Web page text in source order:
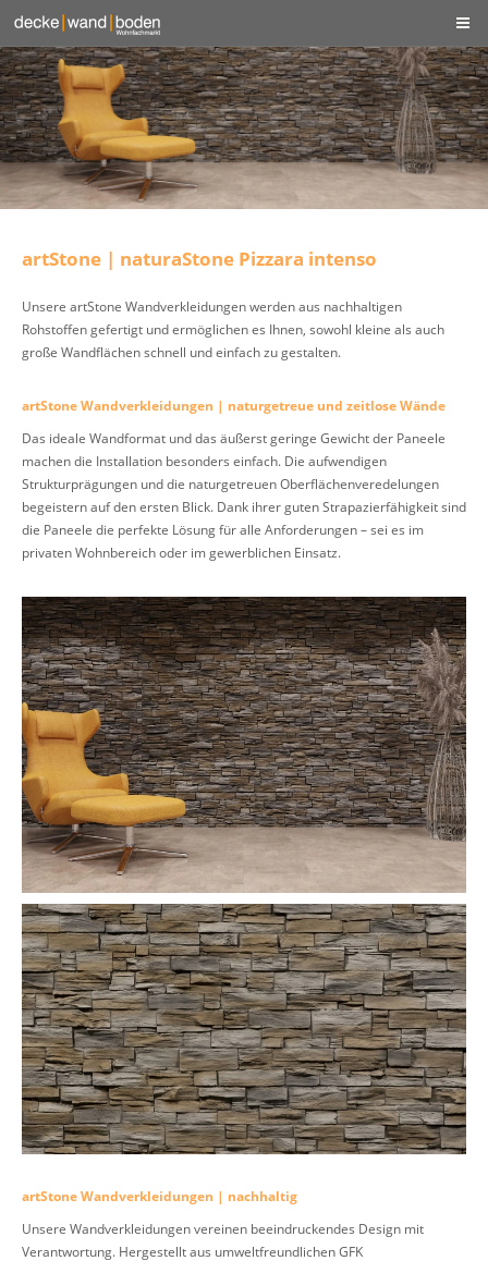
artStone | naturaStone Pizzara intenso
Unsere artStone Wandverkleidungen werden aus nachhaltigen
Rohstoffen gefertigt und ermöglichen es Ihnen, sowohl kleine als auch
große Wandflächen schnell und einfach zu gestalten.
artStone Wandverkleidungen | naturgetreue und zeitlose Wände
Das ideale Wandformat und das äußerst geringe Gewicht der Paneele
machen die Installation besonders einfach. Die aufwendigen
Strukturprägungen und die naturgetreuen Oberflächenveredelungen
begeistern auf den ersten Blick. Dank ihrer guten Strapazierfähigkeit sind
die Paneele die perfekte Lösung für alle Anforderungen – sei es im
privaten Wohnbereich oder im gewerblichen Einsatz.
artStone Wandverkleidungen | nachhaltig
Unsere Wandverkleidungen vereinen beeindruckendes Design mit
Verantwortung. Hergestellt aus umweltfreundlichen GFK